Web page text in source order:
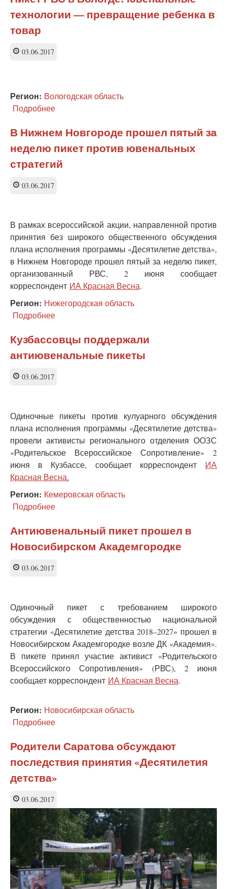
прошел
антиювенальный
технологии — превращение ребенка в
товар
03.06.2017
Регион: Вологодская область
Подробнее
РВС
в
Вологде:
ювенальные
технологии
В Нижнем Новгороде прошел пятый за
неделю пикет против ювенальных
стратегий
03.06.2017
В рамках всероссийской акции, направленной против
принятия без широкого общественного обсуждения
плана исполнения программы «Десятилетие детства»,
в Нижнем Новгороде прошел пятый за неделю пикет,
организованный РВС, 2 июня сообщает
корреспондент ИА Красная Весна.
Регион: Нижегородская область
Подробнее
Нижнем
Новгороде
прошел
ювенальных
стратегий
Кузбассовцы поддержали
антиювенальные пикеты
03.06.2017
Одиночные пикеты против кулуарного обсуждения
плана исполнения программы «Десятилетие детства»
провели активисты регионального отделения ООЗС
«Родительское Всероссийское Сопротивление» 2
июня в Кузбассе, сообщает корреспондент ИА
Красная Весна.
Регион: Кемеровская область
Подробнее
поддержали
антиювенальные
пикеты
Антиювенальный пикет прошел в
Новосибирском Академгородке
03.06.2017
Одиночный пикет с требованием широкого
обсуждения с общественностью национальной
стратегии «Десятилетие детства 2018–2027» прошел в
Новосибирском Академгородке возле ДК «Академия».
В пикете принял участие активист «Родительского
Всероссийского Сопротивления» (РВС), 2 июня
сообщает корреспондент ИА Красная Весна.
Регион: Новосибирская область
Подробнее
пикет
прошел
в
Академгородке
Родители Саратова обсуждают
последствия принятия «Десятилетия
детства»
03.06.2017